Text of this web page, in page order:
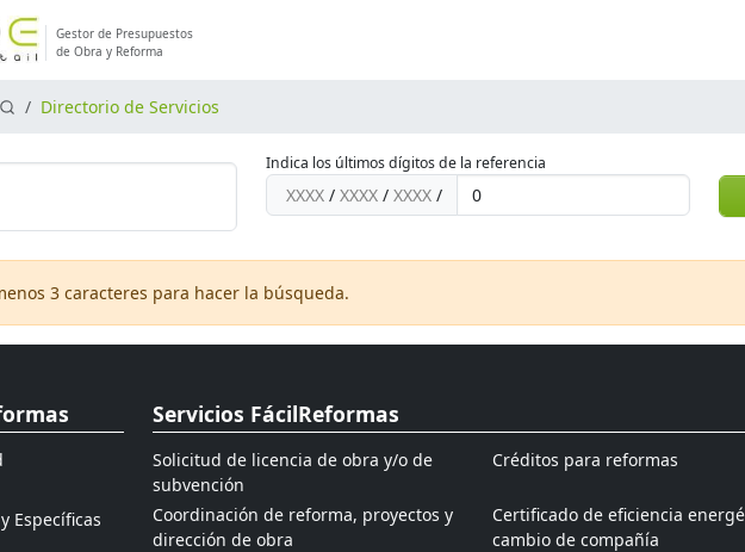
Gestor de Presupuestos
de Obra y Reforma
Directorio de Servicios
Indica los últimos dígitos de la referencia
XXXX / XXXX / XXXX /
3 caracteres para hacer la búsqueda.
Específicas
Servicios FácilReformas
Solicitud de licencia de obra y/o de
subvención
Créditos para reformas
Coordinación de reforma, proyectos y
dirección de obra
Certificado de eficiencia
cambio de compañía